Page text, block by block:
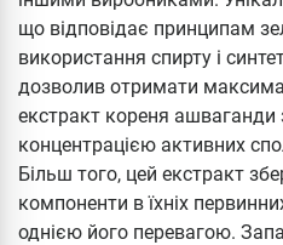
що відповідає принципам
використання спирту і
дозволив отримати
екстракт кореня
концентрацією активних
Більш того, цей екстракт
компоненти в їхніх
однією його перевагою.